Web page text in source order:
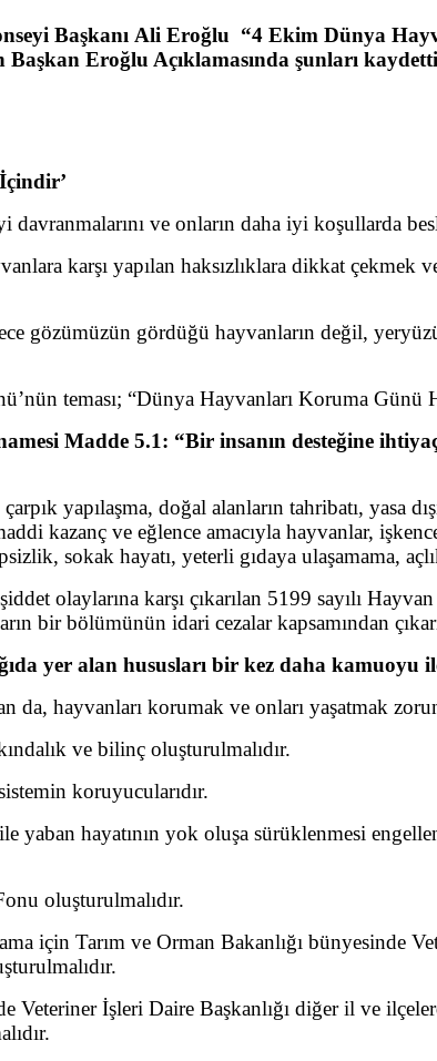
Başkanı Ali Eroğlu “4 Ekim Dünya
Başkan Eroğlu Açıklamasında şunları
ve onların daha iyi koşullarda
karşı yapılan haksızlıklara dikkat çekmek
gözümüzün gördüğü hayvanların değil,
teması; “Dünya Hayvanları Koruma Günü
Madde 5.1: “Bir insanın desteğine
yapılaşma, doğal alanların tahribatı, yasa
kazanç ve eğlence amacıyla hayvanlar,
sokak hayatı, yeterli gıdaya ulaşamama,
olaylarına karşı çıkarılan 5199 sayılı
bir bölümünün idari cezalar kapsamından
yer alan hususları bir kez daha kamuoyu
da, hayvanları korumak ve onları yaşatmak
ve bilinç oluşturulmalıdır.
koruyucularıdır.
yaban hayatının yok oluşa sürüklenmesi
oluşturulmalıdır.
için Tarım ve Orman Bakanlığı bünyesinde
Veteriner İşleri Daire Başkanlığı diğer il ve